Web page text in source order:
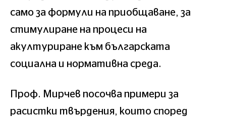
само за формули на приобщаване, за
стимулиране на процеси на
акултуриране към българската
социална и нормативна среда.
Проф. Мирчев посочва примери за
расистки твърдения, които според